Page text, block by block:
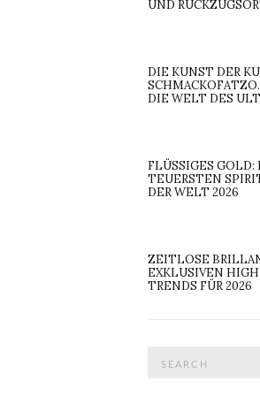
UND
DIE KUNST DER
DIE WELT DES
FLÜSSIGES GOLD:
TEUERSTEN
DER WELT 2026
ZEITLOSE
EXKLUSIVEN
TRENDS FÜR 2026